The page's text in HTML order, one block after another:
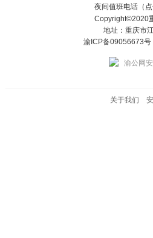
夜间值班电话（点
Copyright©2020
地址：重庆市
渝ICP备09056673
渝公网
关于我们